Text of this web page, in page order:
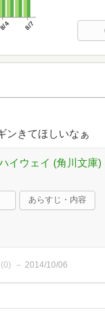
8/4 8/7
ンきてほしいなぁ
イウェイ (角川文庫)
あらすじ・内容
0) 2014/10/06